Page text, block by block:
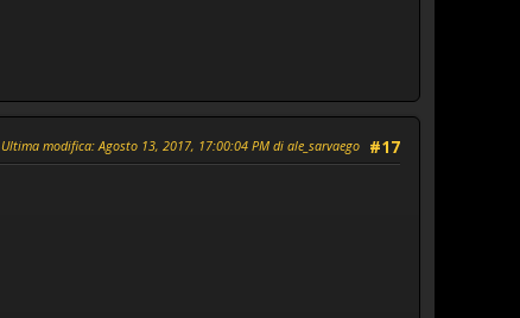
#17
Ultima modifica: Agosto 13, 2017, 17:00:04 PM di ale_sarvaego